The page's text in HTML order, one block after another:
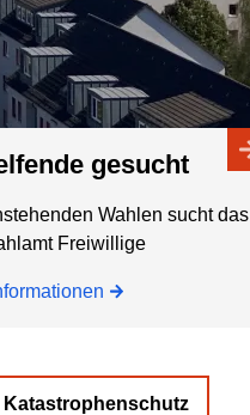
gesucht
Wahlen sucht das
Freiwillige
Katastrophenschutz